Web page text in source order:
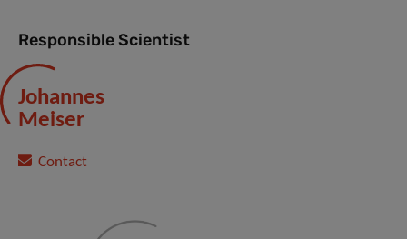
Responsible Scientist
Johannes
Meiser
Contact